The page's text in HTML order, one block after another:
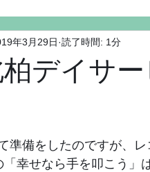
麻雀）
デイサ
年3月29日 読了時間: 1分
備をしたのですが、レ
幸せなら手を叩こう」